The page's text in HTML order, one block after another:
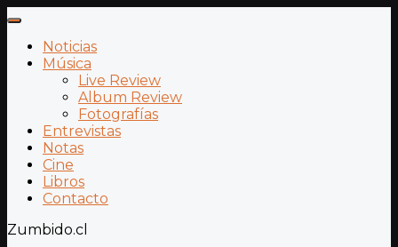
Noticias
Música
Live Review
Album Review
Fotografías
Entrevistas
Notas
Cine
Libros
Contacto
Zumbido.cl